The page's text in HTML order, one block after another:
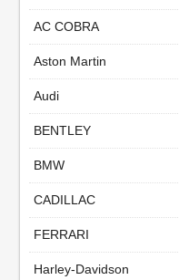
AC COBRA
Aston Martin
Audi
BENTLEY
BMW
CADILLAC
FERRARI
Harley-Davidson